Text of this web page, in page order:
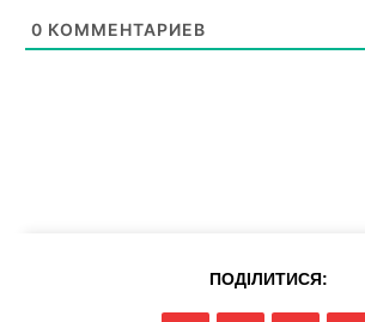
0 КОММЕНТАРИЕВ
ПОДІЛИТИСЯ: